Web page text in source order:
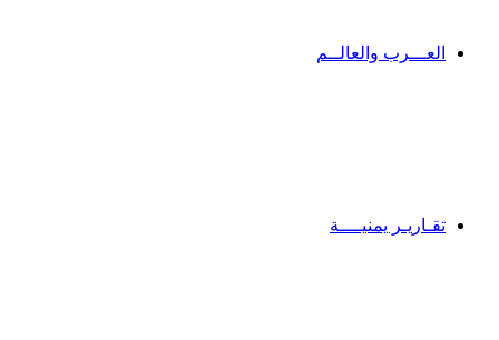
العـــرب والعالــم
تقـاريـر يمنيــــة